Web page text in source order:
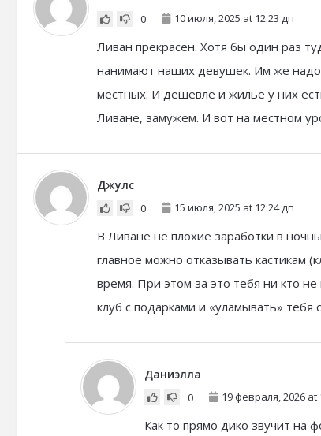
0 10 июля, 2025 at 12:23 дп
Ливан прекрасен. Хотя бы один раз
нанимают наших девушек. Им же
местных. И дешевле и жилье у них
Ливане, замужем. И вот на местном
Джулс
0 15 июля, 2025 at 12:24 дп
В Ливане не плохие заработки в
главное можно отказывать кастикам
время. При этом за это тебя ни кто
клуб с подарками и «уламывать» тебя
Даниэлла
0 19 февраля, 2026 at
Как то прямо дико звучит на